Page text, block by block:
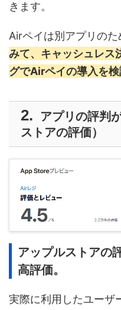
きます。
Airペイは別アプリのた
みて、キャッシュレス
グでAirペイの導入を検
アプリの評判
ストアの評価）
アップルストアの
高評価。
実際に利用したユーザ